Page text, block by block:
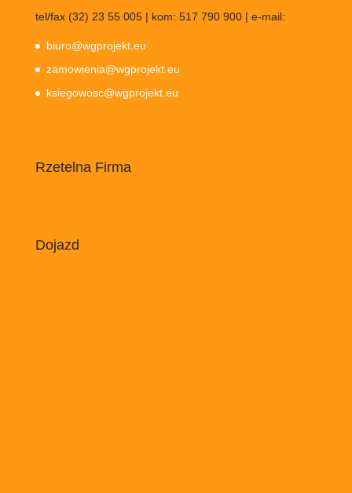
tel/fax (32) 23 55 005 | kom: 517 790 900 | e-mail:
biuro@wgprojekt.eu
zamowienia@wgprojekt.eu
ksiegowosc@wgprojekt.eu
Rzetelna Firma
Dojazd